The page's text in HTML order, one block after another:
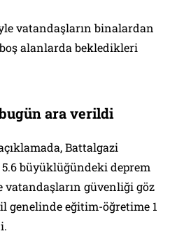
vatandaşların binalardan
boş alanlarda bekledikleri
ara verildi
Battalgazi
büyüklüğündeki deprem
güvenliği göz
eğitim-öğretime 1